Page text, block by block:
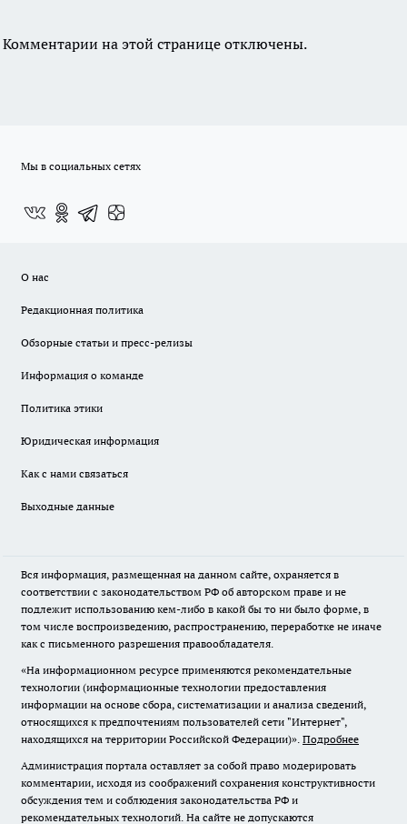
Комментарии на этой странице отключены.
Мы в социальных сетях
О нас
Редакционная политика
Обзорные статьи и пресс-релизы
Информация о команде
Политика этики
Юридическая информация
Как с нами связаться
Выходные данные
Вся информация, размещенная на данном сайте, охраняется в
соответствии с законодательством РФ об авторском праве и не
подлежит использованию кем-либо в какой бы то ни было форме, в
том числе воспроизведению, распространению, переработке не иначе
как с письменного разрешения правообладателя.
«На информационном ресурсе применяются рекомендательные
технологии (информационные технологии предоставления
информации на основе сбора, систематизации и анализа сведений,
относящихся к предпочтениям пользователей сети "Интернет",
находящихся на территории Российской Федерации)». Подробнее
Администрация портала оставляет за собой право модерировать
комментарии, исходя из соображений сохранения конструктивности
обсуждения тем и соблюдения законодательства РФ и
рекомендательных технологий. На сайте не допускаются